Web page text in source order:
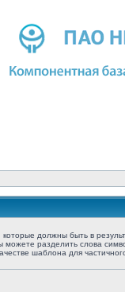
которые должны быть в
можете разделить слова
шаблона для